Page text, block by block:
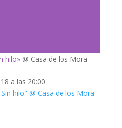
hilo» @ Casa de los Mora -
a las 20:00